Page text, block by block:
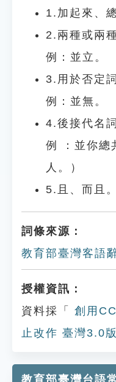
1.加起來、
2.兩種或兩
例：並立。
3.用於否定
例：並無。
4.後接代名
例 ：並你總
人。）
5.且、而且
詞條來源：
教育部臺灣客語
授權資訊：
資料採「
創用
止改作 臺灣3.0
教育部臺灣台語